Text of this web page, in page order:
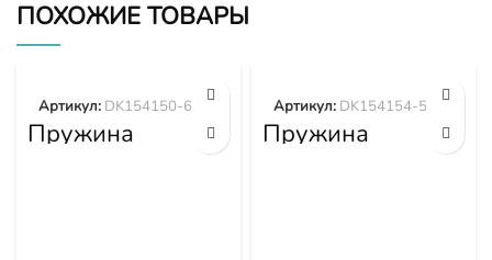
ПОХОЖИЕ ТОВАРЫ
Пружина
DK154150-6400
Артикул: DK154150-6400
Пружина
DK154154-5200
Артикул: DK154154-5200